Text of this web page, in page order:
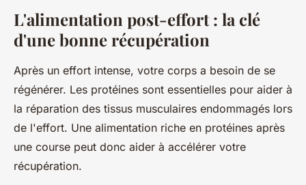
L'alimentation post-effort : la clé
d'une bonne récupération
Après un effort intense, votre corps a besoin de se
régénérer. Les protéines sont essentielles pour aider à
la réparation des tissus musculaires endommagés lors
de l'effort. Une alimentation riche en protéines après
une course peut donc aider à accélérer votre
récupération.